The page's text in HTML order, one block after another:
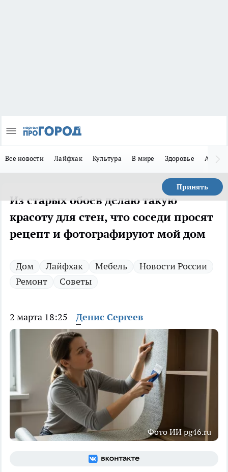
Все новости Лайфхак Культура В мире Здоровье Авто
Принять
Из старых обоев делаю такую
красоту для стен, что соседи просят
рецепт и фотографируют мой дом
Дом Лайфхак Мебель
Новости России
Ремонт
Советы
2 марта 18:25 Денис Сергеев
Фото ИИ pg46.ru